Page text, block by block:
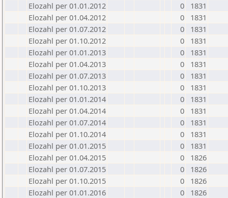
Elozahl per 01.01.2012
0
1831
Elozahl per 01.04.2012
0
1831
Elozahl per 01.07.2012
0
1831
Elozahl per 01.10.2012
0
1831
Elozahl per 01.01.2013
0
1831
Elozahl per 01.04.2013
0
1831
Elozahl per 01.07.2013
0
1831
Elozahl per 01.10.2013
0
1831
Elozahl per 01.01.2014
0
1831
Elozahl per 01.04.2014
0
1831
Elozahl per 01.07.2014
0
1831
Elozahl per 01.10.2014
0
1831
Elozahl per 01.01.2015
0
1831
Elozahl per 01.04.2015
0
1826
Elozahl per 01.07.2015
0
1826
Elozahl per 01.10.2015
0
1826
Elozahl per 01.01.2016
0
1826